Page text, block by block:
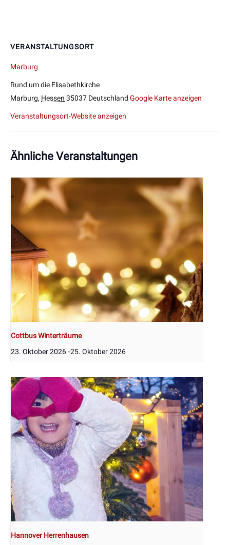
VERANSTALTUNGSORT
Marburg
Rund um die Elisabethkirche
Marburg, Hessen 35037 Deutschland Google Karte anzeigen
Veranstaltungsort-Website anzeigen
Ähnliche Veranstaltungen
Cottbus Winterträume
23. Oktober 2026 -25. Oktober 2026
Hannover Herrenhausen